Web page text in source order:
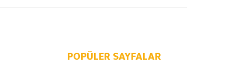
POPÜLER SAYFALAR